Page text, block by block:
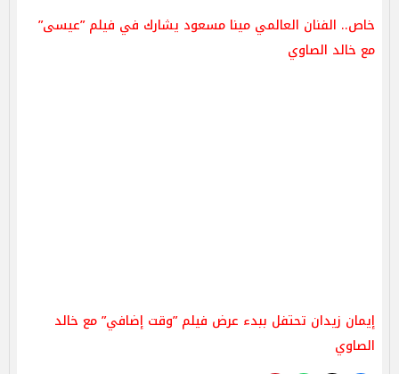
خاص.. الفنان العالمي مينا مسعود يشارك في فيلم ”عيسى”
مع خالد الصاوي
إيمان زيدان تحتفل ببدء عرض فيلم ”وقت إضافي” مع خالد
الصاوي